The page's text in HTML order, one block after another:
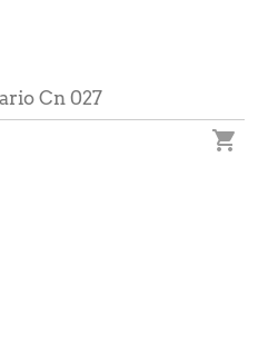
Cn 027
